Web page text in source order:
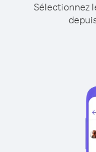
Sélectionnez